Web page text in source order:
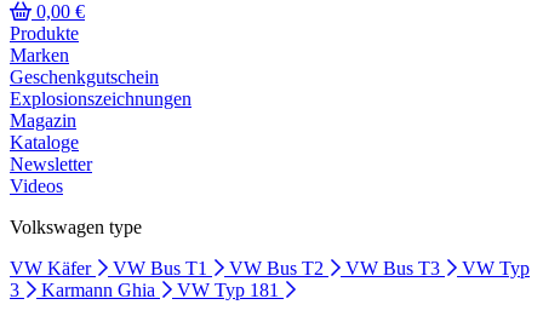
0,00 €
Produkte
Marken
Geschenkgutschein
Explosionszeichnungen
Magazin
Kataloge
Newsletter
Videos
Volkswagen type
VW Käfer
VW Bus T1 VW Bus T2 VW Bus T3
VW Typ
3
Karmann Ghia VW Typ 181